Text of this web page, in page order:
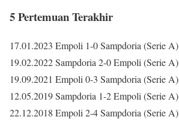
5 Pertemuan Terakhir
17.01.2023 Empoli 1-0 Sampdoria (Serie A)
19.02.2022 Sampdoria 2-0 Empoli (Serie A)
19.09.2021 Empoli 0-3 Sampdoria (Serie A)
12.05.2019 Sampdoria 1-2 Empoli (Serie A)
22.12.2018 Empoli 2-4 Sampdoria (Serie A)